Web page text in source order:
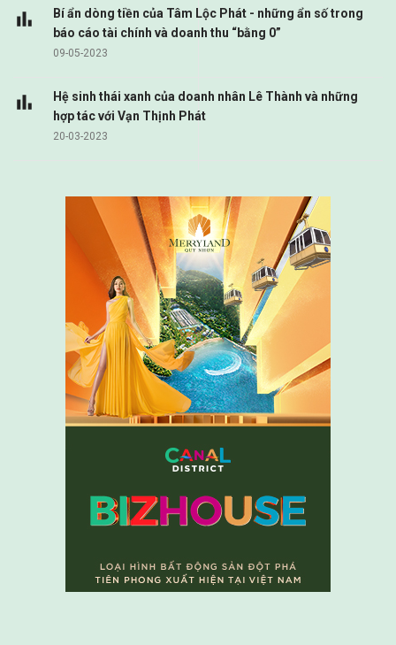
Bí ẩn dòng tiền của Tâm Lộc Phát - những ẩn số trong
báo cáo tài chính và doanh thu “bằng 0”
09-05-2023
Hệ sinh thái xanh của doanh nhân Lê Thành và những
hợp tác với Vạn Thịnh Phát
20-03-2023